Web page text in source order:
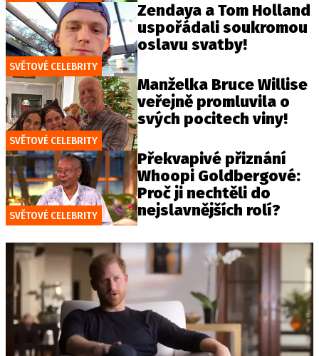
SVĚTOVÉ CELEBRITY
Zendaya a Tom Holland
uspořádali soukromou
oslavu svatby!
SVĚTOVÉ CELEBRITY
Manželka Bruce Willise
veřejně promluvila o
svých pocitech viny!
SVĚTOVÉ CELEBRITY
Překvapivé přiznání
Whoopi Goldbergové:
Proč ji nechtěli do
nejslavnějších rolí?